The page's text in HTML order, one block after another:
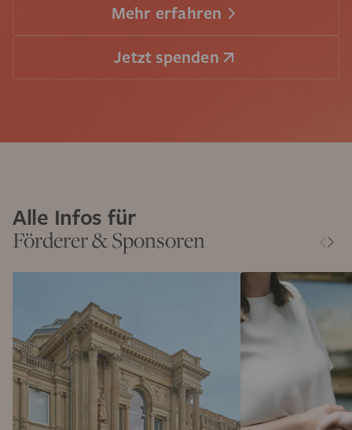
Mehr erfahren
Jetzt spenden
Alle Infos für
Förderer & Sponsoren